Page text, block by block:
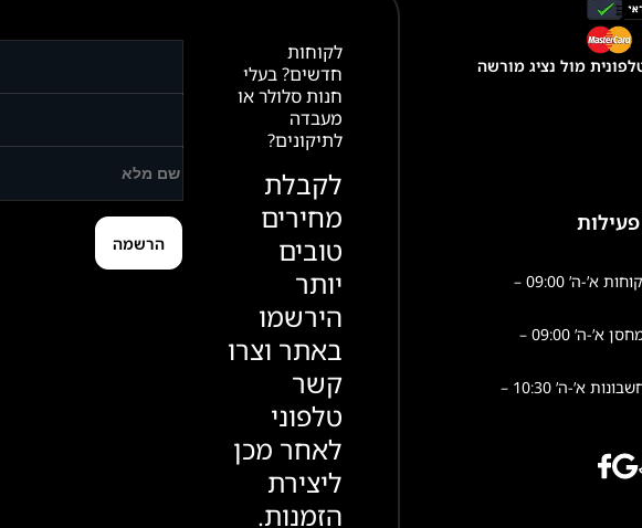
מול נציג מורשה
לקוחות
חדשים? בעלי
חנות סלולר או
מעבדה
לתיקונים?
לקבלת
מחירים
טובים
יותר
הירשמו
באתר וצרו
קשר
טלפוני
לאחר מכן
ליצירת
הזמנות.
שירות לקוחות א’-ה’ 09:00 –
פעילות מחסן א’-ה’ 09:00 –
הנהלת חשבונות א’-ה’ 10:30 –